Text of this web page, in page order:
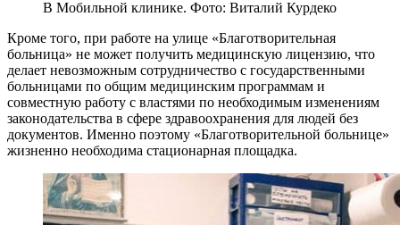
В Мобильной клинике. Фото: Виталий Курдеко
Кроме того, при работе на улице «Благотворительная
больница» не может получить медицинскую лицензию, что
делает невозможным сотрудничество с государственными
больницами по общим медицинским программам и
совместную работу с властями по необходимым изменениям
законодательства в сфере здравоохранения для людей без
документов. Именно поэтому «Благотворительной больнице»
жизненно необходима стационарная площадка.